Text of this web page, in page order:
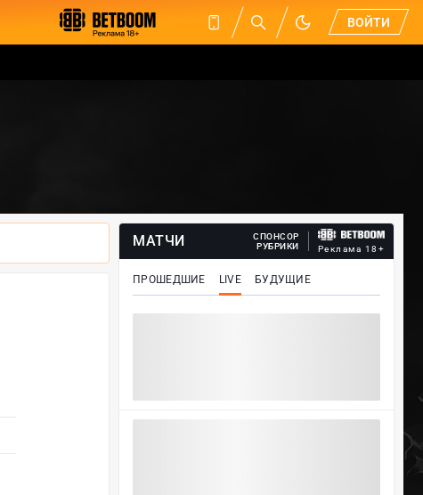
ВОЙТИ
МАТЧИ
СПОНСОР
РУБРИКИ
Реклама 18+
ПРОШЕДШИЕ LIVE БУДУЩИЕ